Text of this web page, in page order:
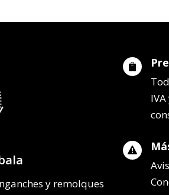
y remolques

